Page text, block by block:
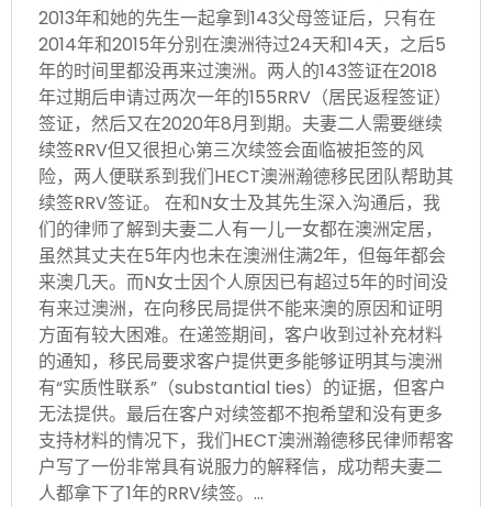
2013年和她的先生一起拿到143父母签证后，只有在
2014年和2015年分别在澳洲待过24天和14天，之后5
年的时间里都没再来过澳洲。两人的143签证在2018
年过期后申请过两次一年的155RRV（居民返程签证）
签证，然后又在2020年8月到期。夫妻二人需要继续
续签RRV但又很担心第三次续签会面临被拒签的风
险，两人便联系到我们HECT澳洲瀚德移民团队帮助其
续签RRV签证。 在和N女士及其先生深入沟通后，我
们的律师了解到夫妻二人有一儿一女都在澳洲定居，
虽然其丈夫在5年内也未在澳洲住满2年，但每年都会
来澳几天。而N女士因个人原因已有超过5年的时间没
有来过澳洲，在向移民局提供不能来澳的原因和证明
方面有较大困难。在递签期间，客户收到过补充材料
的通知，移民局要求客户提供更多能够证明其与澳洲
有“实质性联系”（substantial ties）的证据，但客户
无法提供。最后在客户对续签都不抱希望和没有更多
支持材料的情况下，我们HECT澳洲瀚德移民律师帮客
户写了一份非常具有说服力的解释信，成功帮夫妻二
人都拿下了1年的RRV续签。…